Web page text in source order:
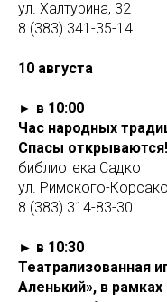
ул. Халтурина, 32
8 (383) 341-35-14
10 августа
► в 10:00
Час народных
Спасы
библиотека Садко
ул. Римского-
8 (383) 314-83-30
► в 10:30
Театрализованная
Аленький», в